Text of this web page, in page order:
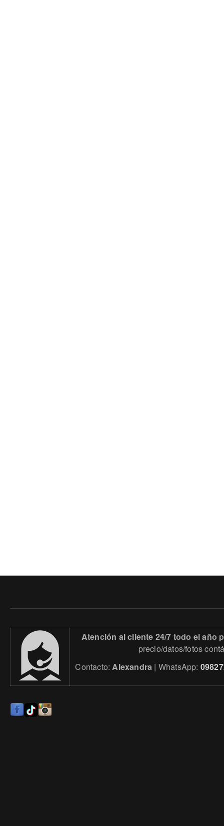
Atención al cliente 24/7 todo el año
precio/datos/fotos
Contacto:Alexandra | WhatsApp: